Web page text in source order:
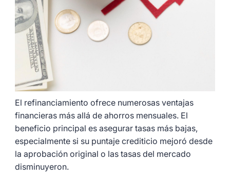
El refinanciamiento ofrece numerosas ventajas
financieras más allá de ahorros mensuales. El
beneficio principal es asegurar tasas más bajas,
especialmente si su puntaje crediticio mejoró desde
la aprobación original o las tasas del mercado
disminuyeron.